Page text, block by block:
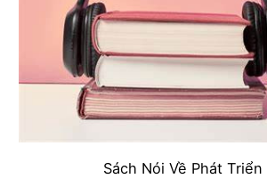
Sách Nói Về Phát